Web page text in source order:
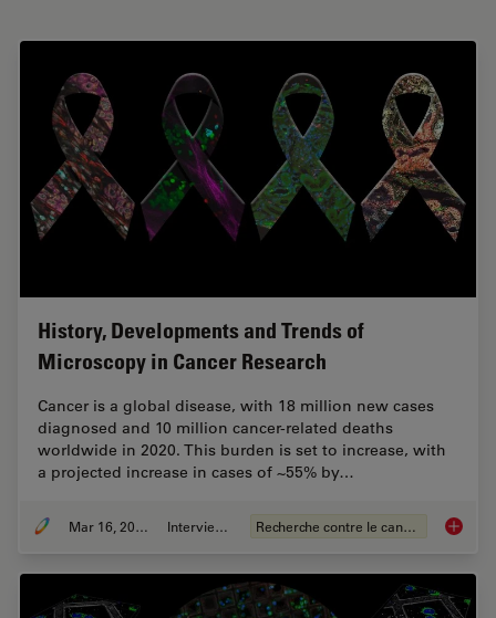
History, Developments and Trends of
Microscopy in Cancer Research
Cancer is a global disease, with 18 million new cases
diagnosed and 10 million cancer-related deaths
worldwide in 2020. This burden is set to increase, with
a projected increase in cases of ~55% by…
Mar 16, 2026 Interviews Recherche contre le cancer